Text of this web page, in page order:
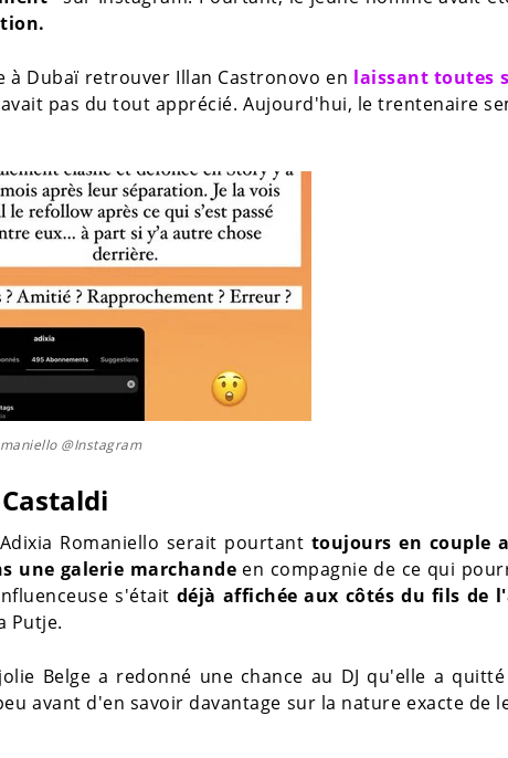
Dubaï retrouver Illan Castronovo en laissant toutes
pas du tout apprécié. Aujourd'hui, le trentenaire
@Instagram
Romaniello serait pourtant toujours en couple
une galerie marchande en compagnie de ce qui
s'était déjà affichée aux côtés du fils de
Putje.
Belge a redonné une chance au DJ qu'elle a
avant d'en savoir davantage sur la nature exacte de